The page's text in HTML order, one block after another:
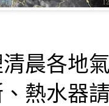
晨各地
熱水器